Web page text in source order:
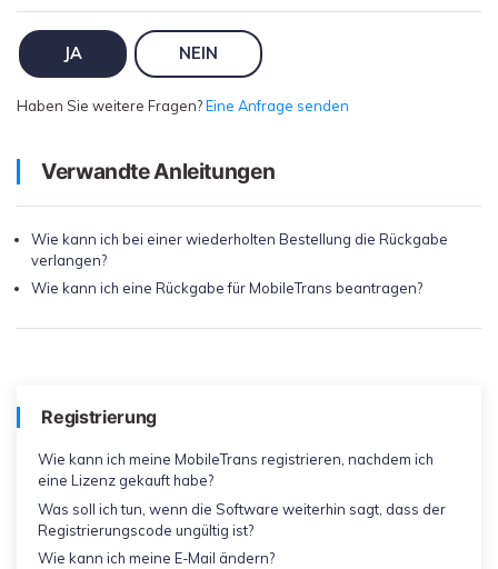
JA NEIN
Haben Sie weitere Fragen?Eine Anfrage senden
Verwandte Anleitungen
Wie kann ich bei einer wiederholten Bestellung die Rückgabe
verlangen?
Wie kann ich eine Rückgabe für MobileTrans beantragen?
Registrierung
Wie kann ich meine MobileTrans registrieren, nachdem ich
eine Lizenz gekauft habe?
Was soll ich tun, wenn die Software weiterhin sagt, dass der
Registrierungscode ungültig ist?
Wie kann ich meine E-Mail ändern?